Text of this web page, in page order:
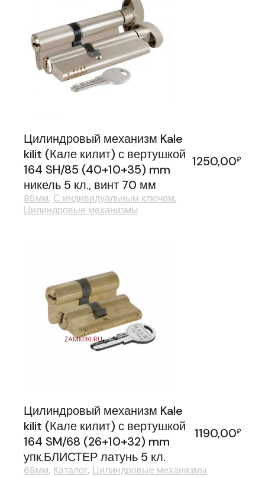
Цилиндровый механизм Kale
kilit (Кале килит) с вертушкой
164 SH/85 (40+10+35) mm
никель 5 кл., винт 70 мм
1250,00₽
85мм С индивидуальным ключом
Цилиндровые механизмы
Цилиндровый механизм Kale
kilit (Кале килит) с вертушкой
164 SM/68 (26+10+32) mm
упк.БЛИСТЕР латунь 5 кл.
1190,00₽
68мм Каталог Цилиндровые механизмы